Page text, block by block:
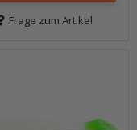
Frage zum Artikel